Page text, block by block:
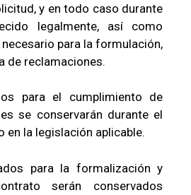
y en todo caso durante
legalmente, así como
para la formulación,
de reclamaciones.
para el cumplimiento de
se conservarán durante el
en la legislación aplicable.
para la formalización y
serán conservados